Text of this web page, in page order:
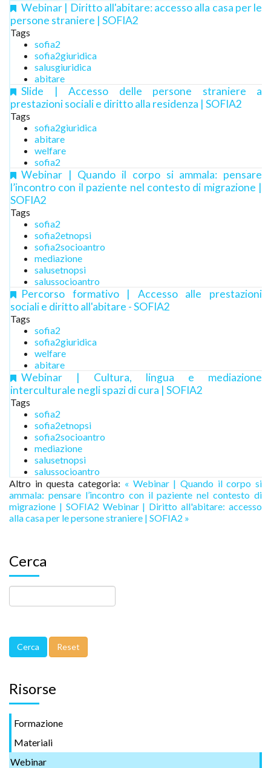
Webinar | Diritto all'abitare: accesso alla casa per le
persone straniere | SOFIA2
Tags
sofia2
sofia2giuridica
salusgiuridica
abitare
Slide | Accesso delle persone straniere a
prestazioni sociali e diritto alla residenza | SOFIA2
Tags
sofia2giuridica
abitare
welfare
sofia2
Webinar | Quando il corpo si ammala: pensare
l’incontro con il paziente nel contesto di migrazione |
SOFIA2
Tags
sofia2
sofia2etnopsi
sofia2socioantro
mediazione
salusetnopsi
salussocioantro
Percorso formativo | Accesso alle prestazioni
sociali e diritto all'abitare - SOFIA2
Tags
sofia2
sofia2giuridica
welfare
abitare
Webinar | Cultura, lingua e mediazione
interculturale negli spazi di cura | SOFIA2
Tags
sofia2
sofia2etnopsi
sofia2socioantro
mediazione
salusetnopsi
salussocioantro
Altro in questa categoria: « Webinar | Quando il corpo si
ammala: pensare l’incontro con il paziente nel contesto di
migrazione | SOFIA2 Webinar | Diritto all'abitare: accesso
alla casa per le persone straniere | SOFIA2 »
Cerca
Risorse
Formazione
Materiali
Webinar